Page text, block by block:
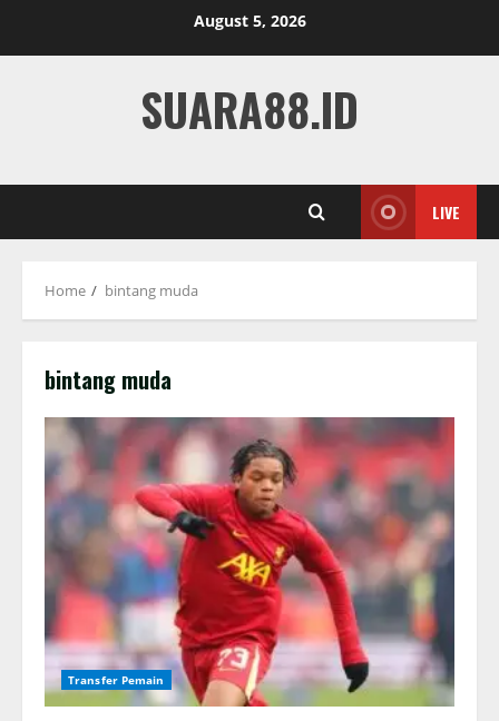
August 5, 2026
SUARA88.ID
LIVE
Home bintang muda
bintang muda
Transfer Pemain